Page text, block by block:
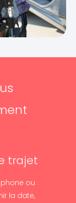
trajet
ou
la date,